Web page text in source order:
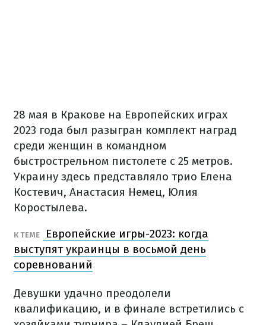
28 мая в Кракове на Европейских играх
2023 года был разыгран комплект наград
среди женщин в командном
быстрострельном пистолете с 25 метров.
Украину здесь представляло трио Елена
Костевич, Анастасия Немец, Юлия
Коростылева.
К ТЕМЕ
Европейские игры-2023: когда
выступят украинцы в восьмой день
соревнований
Девушки удачно преодолели
квалификацию, и в финале встретились с